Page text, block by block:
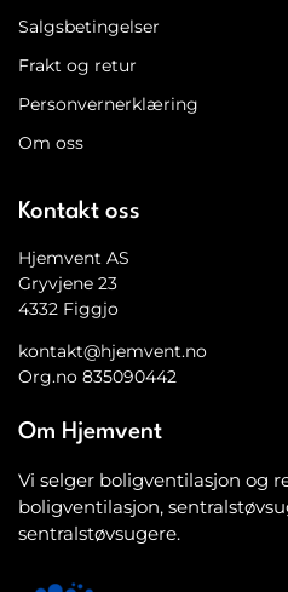
Salgsbetingelser
Frakt og retur
Personvernerklæring
Om oss
Kontakt oss
Hjemvent AS
Gryvjene 23
4332 Figgjo
kontakt@hjemvent.no
Org.no 835090442
Om Hjemvent
Vi selger boligventilasjon og
boligventilasjon,
sentralstøvsugere.